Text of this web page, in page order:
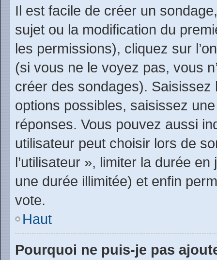
Il est facile de créer un
sujet ou la modification du
les permissions), cliquez sur
(si vous ne le voyez pas, vous
créer des sondages).
options possibles, saisissez
réponses. Vous pouvez aussi
utilisateur peut choisir lors de
l’utilisateur », limiter la durée
une durée illimitée) et enfin
vote.
Haut
Pourquoi ne puis-je pas